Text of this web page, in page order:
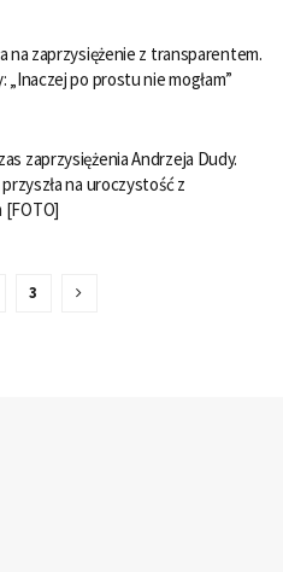
na zaprzysiężenie z transparentem.
„Inaczej po prostu nie mogłam”
zaprzysiężenia Andrzeja Dudy.
na uroczystość z
3